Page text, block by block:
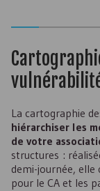
La cartographie
hiérarchiser les
de votre
structures :
demi-journée, elle
pour le CA et les